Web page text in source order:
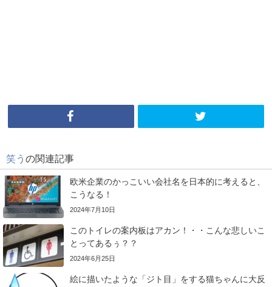
笑う の関連記事
欧米企業のかっこいい会社名を日本的に考えると、
こうなる！
2024年7月10日
このトイレの案内板はアカン！・・こんな悲しいこ
とってあるぅ？？
2024年6月25日
絵に描いたような「ジト目」をする猫ちゃんに大反